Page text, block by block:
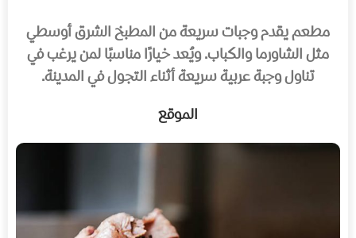
مطعم يقدم وجبات سريعة من المطبخ الشرق أوسطي
مثل الشاورما والكباب. ويُعد خيارًا مناسبًا لمن يرغب في
تناول وجبة عربية سريعة أثناء التجول في المدينة.
الموقع